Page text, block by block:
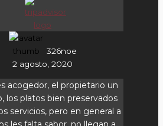
326noe
2 agosto, 2020
acogedor, el propietario un
los platos bien preservados
servicios, pero en general a